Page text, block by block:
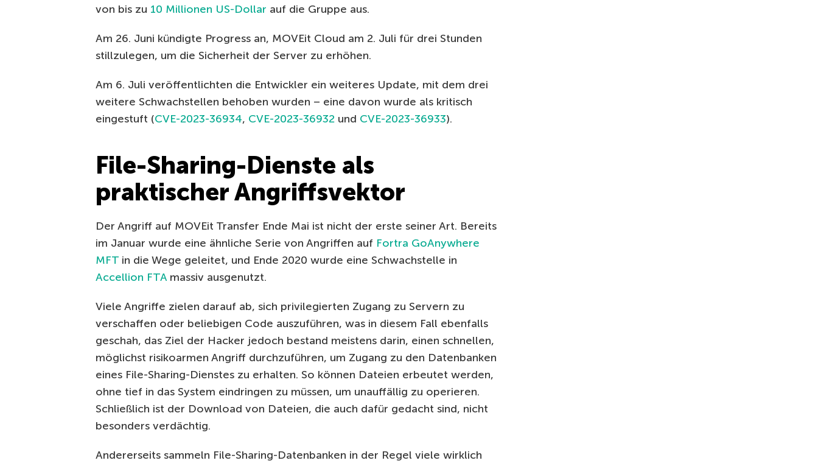
von bis zu 10 Millionen US-Dollar auf die Gruppe aus.
Am 26. Juni kündigte Progress an, MOVEit Cloud am 2. Juli für drei Stunden
stillzulegen, um die Sicherheit der Server zu erhöhen.
Am 6. Juli veröffentlichten die Entwickler ein weiteres Update, mit dem drei
weitere Schwachstellen behoben wurden – eine davon wurde als kritisch
eingestuft (CVE-2023-36934, CVE-2023-36932 und CVE-2023-36933).
File-Sharing-Dienste als
praktischer Angriffsvektor
Der Angriff auf MOVEit Transfer Ende Mai ist nicht der erste seiner Art. Bereits
im Januar wurde eine ähnliche Serie von Angriffen auf Fortra GoAnywhere
MFT in die Wege geleitet, und Ende 2020 wurde eine Schwachstelle in
Accellion FTA massiv ausgenutzt.
Viele Angriffe zielen darauf ab, sich privilegierten Zugang zu Servern zu
verschaffen oder beliebigen Code auszuführen, was in diesem Fall ebenfalls
geschah, das Ziel der Hacker jedoch bestand meistens darin, einen schnellen,
möglichst risikoarmen Angriff durchzuführen, um Zugang zu den Datenbanken
eines File-Sharing-Dienstes zu erhalten. So können Dateien erbeutet werden,
ohne tief in das System eindringen zu müssen, um unauffällig zu operieren.
Schließlich ist der Download von Dateien, die auch dafür gedacht sind, nicht
besonders verdächtig.
Andererseits sammeln File-Sharing-Datenbanken in der Regel viele wirklich